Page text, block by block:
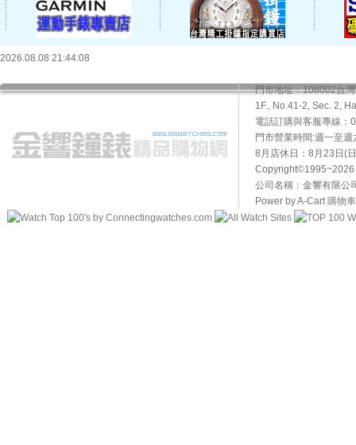
2026.08.08 21:44:08
門市地址：108002台
1F., No.41-2, Sec. 2,
電話訂購與客服專線
門市營業時間:週一至
8月店休日：8月23日(
Copyright©1995~2026
公司名稱：金響有限公
Power by A-Cart購物車